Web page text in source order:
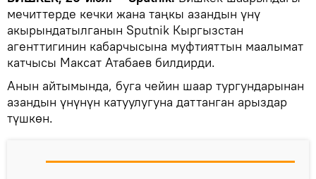
мечиттерде кечки жана таңкы азандын үнү
акырындатылганын Sputnik Кыргызстан
агенттигинин кабарчысына муфтияттын маалымат
катчысы Максат Атабаев билдирди.
Анын айтымында, буга чейин шаар тургундарынан
азандын үнүнүн катуулугуна даттанган арыздар
түшкөн.